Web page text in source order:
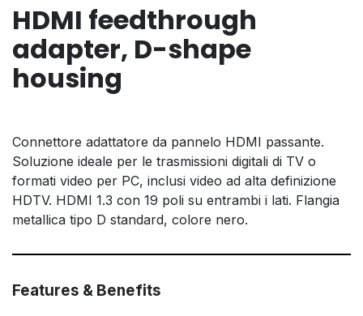
HDMI feedthrough
adapter, D-shape
housing
Connettore adattatore da pannelo HDMI passante.
Soluzione ideale per le trasmissioni digitali di TV o
formati video per PC, inclusi video ad alta definizione
HDTV. HDMI 1.3 con 19 poli su entrambi i lati. Flangia
metallica tipo D standard, colore nero.
Features & Benefits